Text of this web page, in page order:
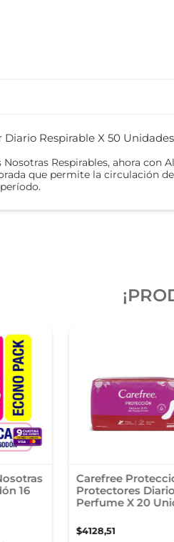
Diario Respirable X 50 Unidades
Respirables, ahora con
que permite la circulación
16
Carefree
Protectores
Perfume X 20
$4128,51